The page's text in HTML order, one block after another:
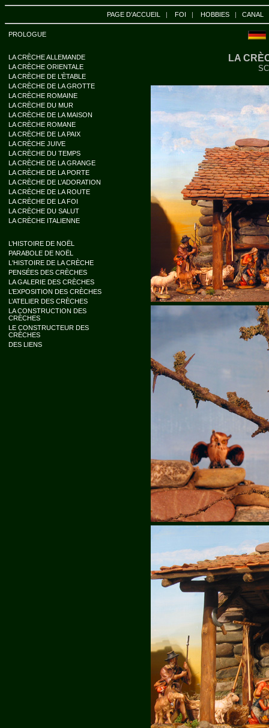
PAGE D’ACCUEIL | FOI | HOBBIES | CANAL
PROLOGUE
LA CRÈCHE ALLEMANDE
LA CRÈCHE ORIENTALE
LA CRÈCHE DE L’ÈTABLE
LA CRÈCHE DE LA GROTTE
LA CRÈCHE ROMAINE
LA CRÈCHE DU MUR
LA CRÈCHE DE LA MAISON
LA CRÈCHE ROMANE
LA CRÈCHE DE LA PAIX
LA CRÈCHE JUIVE
LA CRÈCHE DU TEMPS
LA CRÈCHE DE LA GRANGE
LA CRÈCHE DE LA PORTE
LA CRÈCHE DE L’ADORATION
LA CRÈCHE DE LA ROUTE
LA CRÈCHE DE LA FOI
LA CRÈCHE DU SALUT
LA CRÈCHE ITALIENNE
L’HISTOIRE DE NOËL
PARABOLE DE NOËL
L'HISTOIRE DE LA CRÈCHE
PENSÉES DES CRÈCHES
LA GALERIE DES CRÈCHES
L’EXPOSITION DES CRÈCHES
L’ATELIER DES CRÈCHES
LA CONSTRUCTION DES
CRÈCHES
LE CONSTRUCTEUR DES
CRÈCHES
DES LIENS
LA